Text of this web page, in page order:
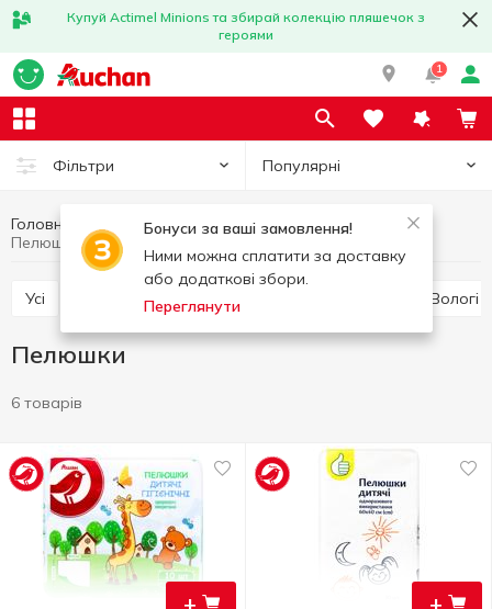
Купуй Actimel Minions та збирай колекцію пляшечок з
героями
1
Фільтри Популярні
Бонуси за ваші замовлення!
Ними можна сплатити за доставку
або додаткові збори.
Переглянути
Головна Товари для дітей
Догляд за дитиною
Пелюшки
Усі Мило для дітей Вологі
Пелюшки
6 товарів